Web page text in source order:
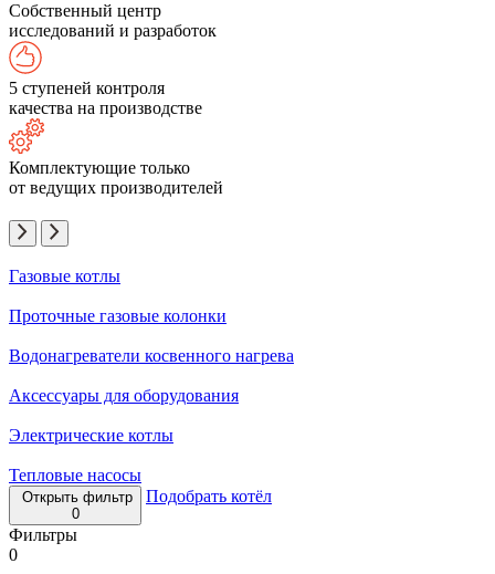
Собственный центр
исследований и разработок
5 ступеней контроля
качества на производстве
Комплектующие только
от ведущих производителей
Газовые котлы
Проточные газовые колонки
Водонагреватели косвенного нагрева
Аксессуары для оборудования
Электрические котлы
Тепловые насосы
Открыть фильтр
0
Подобрать котёл
Фильтры
0